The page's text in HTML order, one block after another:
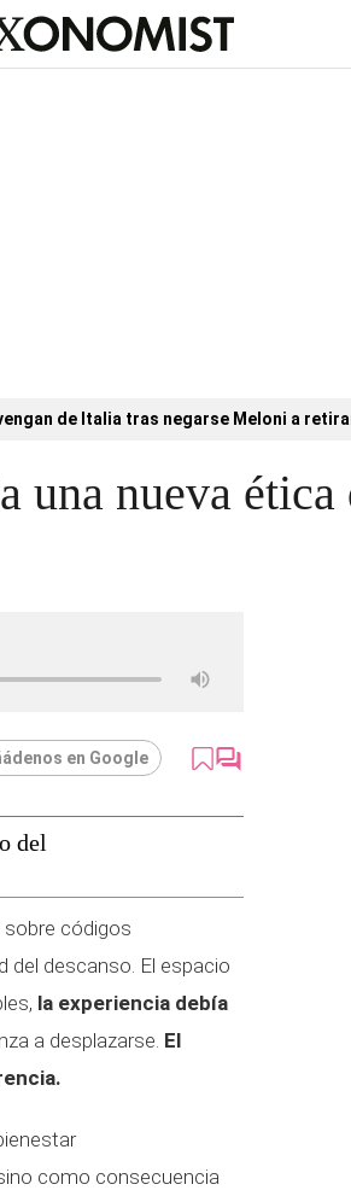
de Italia tras negarse Meloni a
una nueva ética
en Google
del
códigos
del descanso. El espacio
la experiencia debía
a desplazarse. El
como consecuencia